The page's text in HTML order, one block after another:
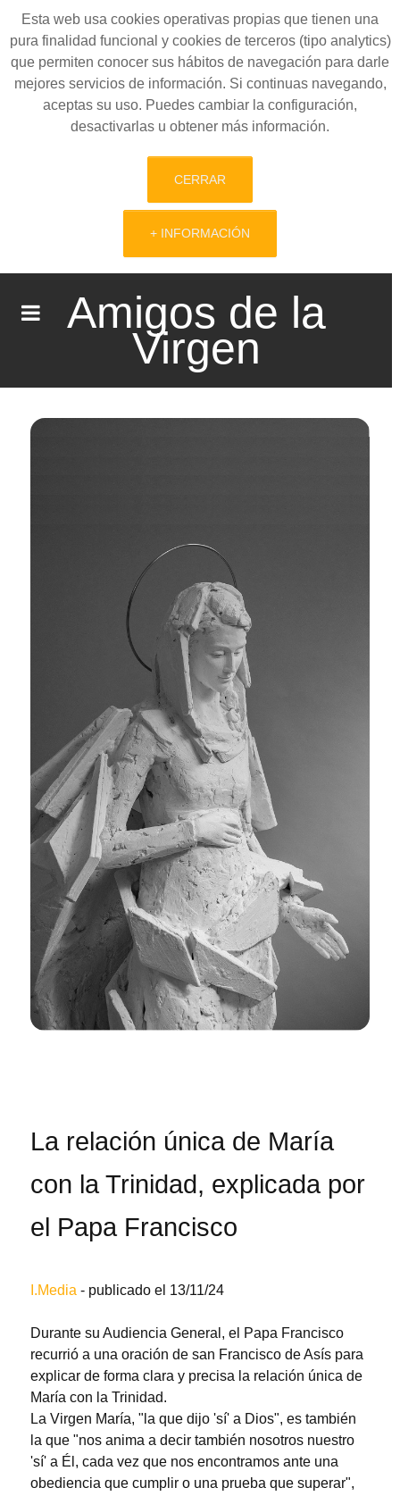
Esta web usa cookies operativas propias que tienen una
pura finalidad funcional y cookies de terceros (tipo analytics)
que permiten conocer sus hábitos de navegación para darle
mejores servicios de información. Si continuas navegando,
aceptas su uso. Puedes cambiar la configuración,
desactivarlas u obtener más información.
CERRAR
+ INFORMACIÓN
Amigos de la
Virgen
La relación única de María
con la Trinidad, explicada por
el Papa Francisco
I.Media - publicado el 13/11/24
Durante su Audiencia General, el Papa Francisco
recurrió a una oración de san Francisco de Asís para
explicar de forma clara y precisa la relación única de
María con la Trinidad.
La Virgen María, "la que dijo 'sí' a Dios", es también
la que "nos anima a decir también nosotros nuestro
'sí' a Él, cada vez que nos encontramos ante una
obediencia que cumplir o una prueba que superar",